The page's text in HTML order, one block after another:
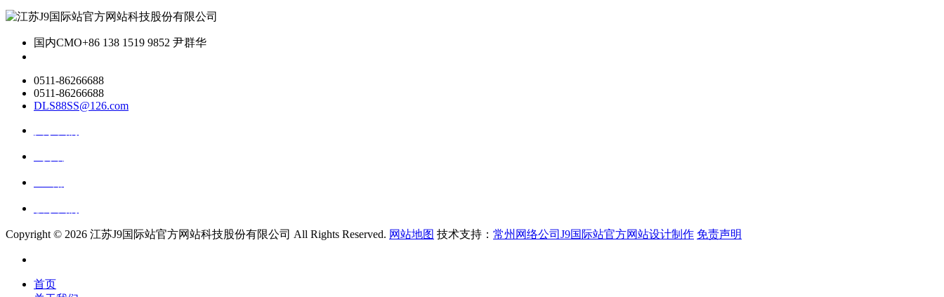
国内CMO+86 138 1519 9852 尹群华
0511-86266688
0511-86266688
DLS88SS@126.com
Copyright © 2026 江苏J9国际站官方网站科技股份有限公司 All Rights Reserved. 网站地图 技术支持： 常州网络公司J9国际站官方网站设计制作 免责声明
首页